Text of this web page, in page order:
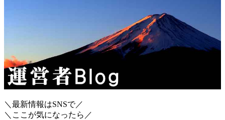
＼最新情報はSNSで／
＼ここが気になったら／